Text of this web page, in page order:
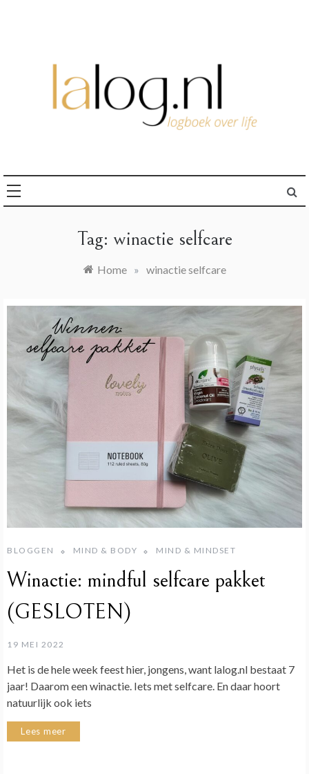
Tag: winactie selfcare
Home » winactie selfcare
BLOGGEN MIND & BODY MIND & MINDSET
Winactie: mindful selfcare pakket
(GESLOTEN)
19 MEI 2022
Het is de hele week feest hier, jongens, want lalog.nl bestaat 7
jaar! Daarom een winactie. Iets met selfcare. En daar hoort
natuurlijk ook iets
Lees meer